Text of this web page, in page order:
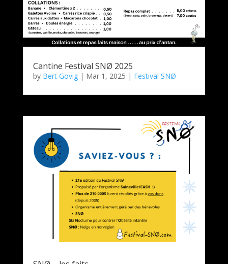
Cantine Festival SNØ 2025
by Bert Govig| Mar 1, 2025 | Festival SNØ